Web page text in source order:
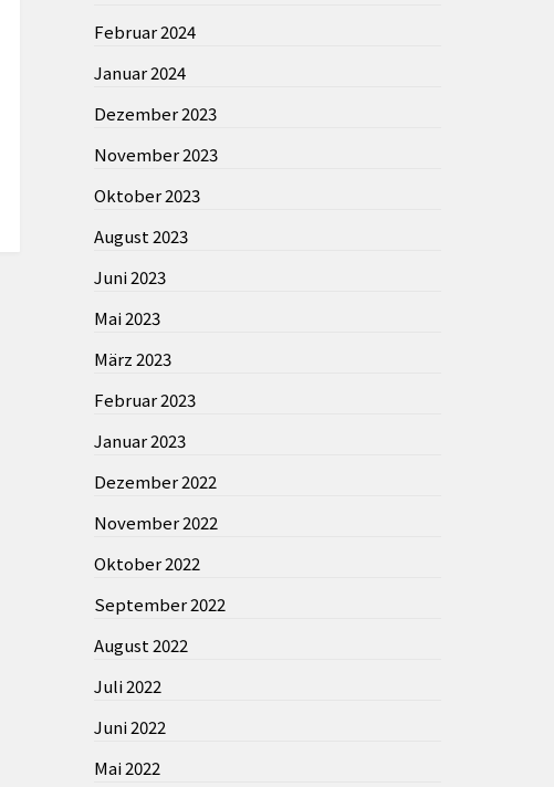
Februar 2024
Januar 2024
Dezember 2023
November 2023
Oktober 2023
August 2023
Juni 2023
Mai 2023
März 2023
Februar 2023
Januar 2023
Dezember 2022
November 2022
Oktober 2022
September 2022
August 2022
Juli 2022
Juni 2022
Mai 2022